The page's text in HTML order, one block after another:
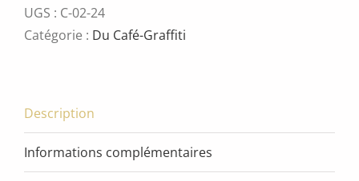
élémentale
de
UGS : C-02-24
Catégorie : Du Café-Graffiti
Description
Informations complémentaires